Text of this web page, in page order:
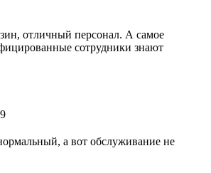
отличный персонал. А самое
сотрудники знают
а вот обслуживание не